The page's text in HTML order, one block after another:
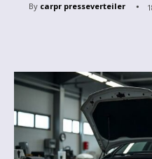
By carpr presseverteiler